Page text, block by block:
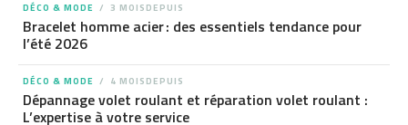
DÉCO & MODE 3 MOISDEPUIS
Bracelet homme acier : des essentiels tendance pour
l’été 2026
DÉCO & MODE 4 MOISDEPUIS
Dépannage volet roulant et réparation volet roulant :
L’expertise à votre service